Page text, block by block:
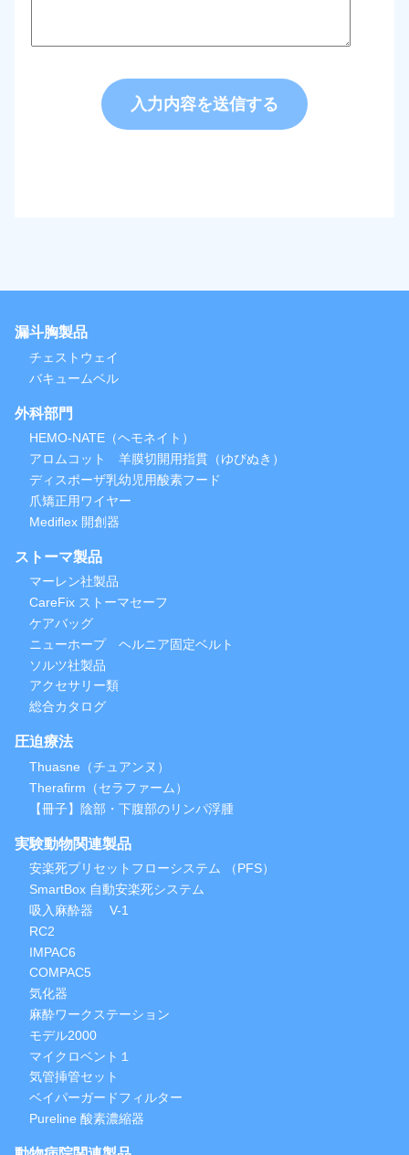
漏斗胸製品
チェストウェイ
バキュームベル
外科部門
HEMO-NATE（ヘモネイト）
アロムコット 羊膜切開用指貫（ゆびぬき）
ディスポーザ乳幼児用酸素フード
爪矯正用ワイヤー
Mediflex 開創器
ストーマ製品
マーレン社製品
CareFix ストーマセーフ
ケアバッグ
ニューホープ ヘルニア固定ベルト
ソルツ社製品
アクセサリー類
総合カタログ
圧迫療法
Thuasne（チュアンヌ）
Therafirm（セラファーム）
【冊子】陰部・下腹部のリンパ浮腫
実験動物関連製品
安楽死プリセットフローシステム （PFS）
SmartBox 自動安楽死システム
吸入麻酔器 V-1
RC2
IMPAC6
COMPAC5
気化器
麻酔ワークステーション
モデル2000
マイクロベント１
気管挿管セット
ベイパーガードフィルター
Pureline 酸素濃縮器